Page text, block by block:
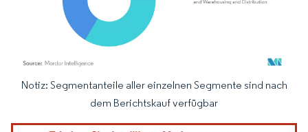
Bild © Mordor Intelligence. Wiederverwendung erfordert Namensnennung
Notiz: Segmentanteile aller einzelnen Segmente sind nach
dem Berichtskauf verfügbar